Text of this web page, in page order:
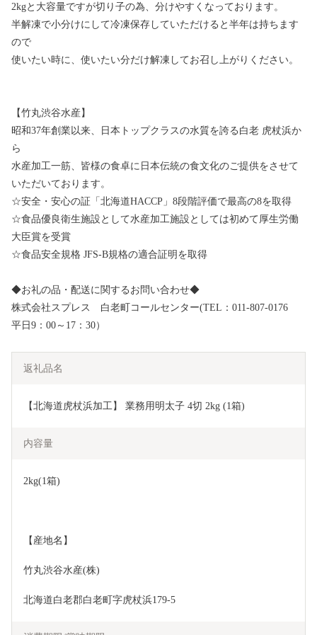
2kgと大容量ですが切り子の為、分けやすくなっております。
半解凍で小分けにして冷凍保存していただけると半年は持ちます
ので
使いたい時に、使いたい分だけ解凍してお召し上がりください。
【竹丸渋谷水産】
昭和37年創業以来、日本トップクラスの水質を誇る白老 虎杖浜か
ら
水産加工一筋、皆様の食卓に日本伝統の食文化のご提供をさせて
いただいております。
☆安全・安心の証「北海道HACCP」8段階評価で最高の8を取得
☆食品優良衛生施設として水産加工施設としては初めて厚生労働
大臣賞を受賞
☆食品安全規格 JFS-B規格の適合証明を取得
◆お礼の品・配送に関するお問い合わせ◆
株式会社スプレス 白老町コールセンター(TEL：011-807-0176
平日9：00～17：30）
返礼品名
【北海道虎杖浜加工】 業務用明太子 4切 2kg (1箱)
内容量
2kg(1箱)
【産地名】
竹丸渋谷水産(株)
北海道白老郡白老町字虎杖浜179-5